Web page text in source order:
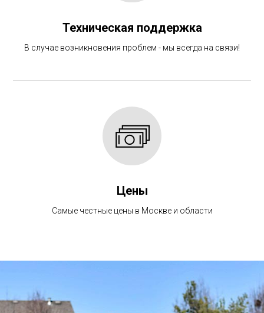
Техническая поддержка
В случае возникновения проблем - мы всегда на связи!
Цены
Самые честные цены в Москве и области